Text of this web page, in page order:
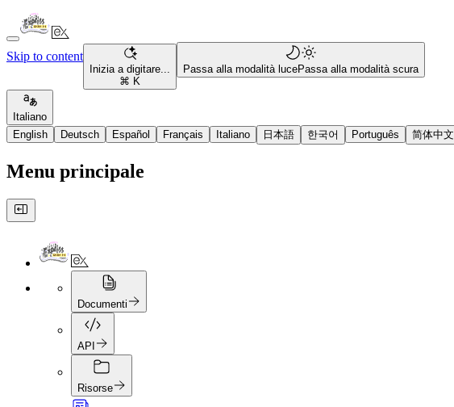
Skip to content
Inizia a digitare...
⌘ K
Passa alla modalità lucePassa alla modalità scura
Italiano
English
Deutsch Español Français Italiano 日本語 한국어 Português 简体中文
Menu principale
Documenti
API
Risorse